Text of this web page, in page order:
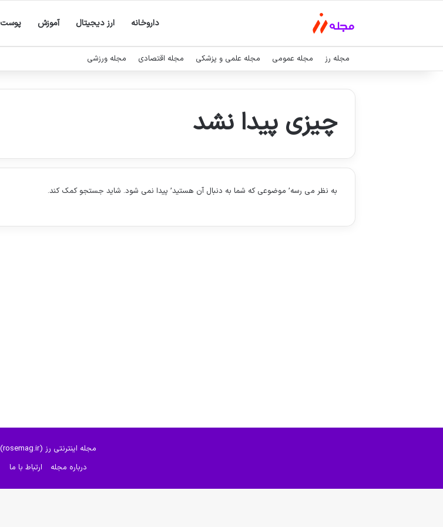
داروخانه ارز دیجیتال آموزش پوست
مجله رز مجله عمومی مجله علمی و پزشکی مجله اقتصادی مجله ورزشی
چیزی پیدا نشد
به نظر می رسه’ موضوعی که شما به دنبال آن هستید’ پیدا نمی شود. شاید جستجو کمک کند.
مجله اینترنتی رز (rosemag.ir)
درباره مجله
ارتباط با ما